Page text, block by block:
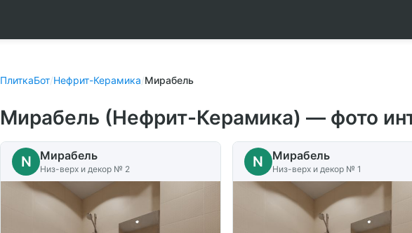
ПлиткаБот/Нефрит-Керамика/Мирабель
Мирабель (Нефрит-Керамика) — фото
N Мирабель
Низ-верх и декор № 2 N Мирабель
Низ-верх и декор № 1